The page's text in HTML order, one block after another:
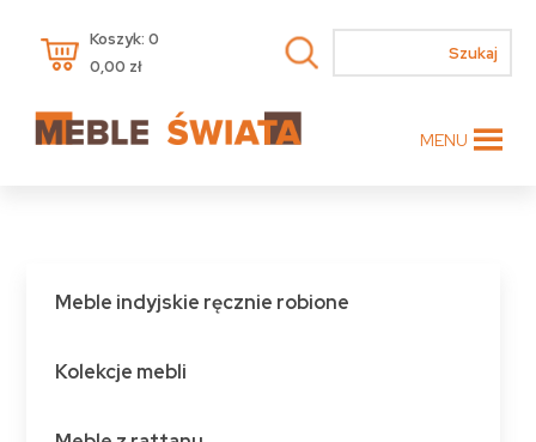
Koszyk: 0
0,00 zł
MENU
Meble indyjskie ręcznie robione
Kolekcje mebli